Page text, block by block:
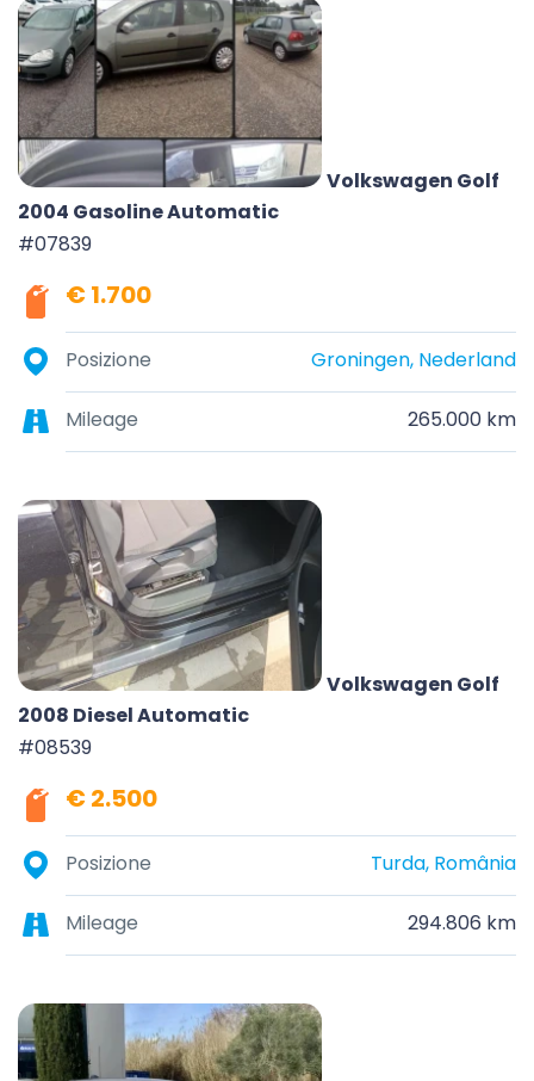
Volkswagen Golf
2004 Gasoline Automatic
#07839
€ 1.700
Posizione Groningen, Nederland
Mileage 265.000 km
Volkswagen Golf
2008 Diesel Automatic
#08539
€ 2.500
Posizione Turda, România
Mileage 294.806 km